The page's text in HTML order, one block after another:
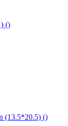
()
(13.5*20.5) ()